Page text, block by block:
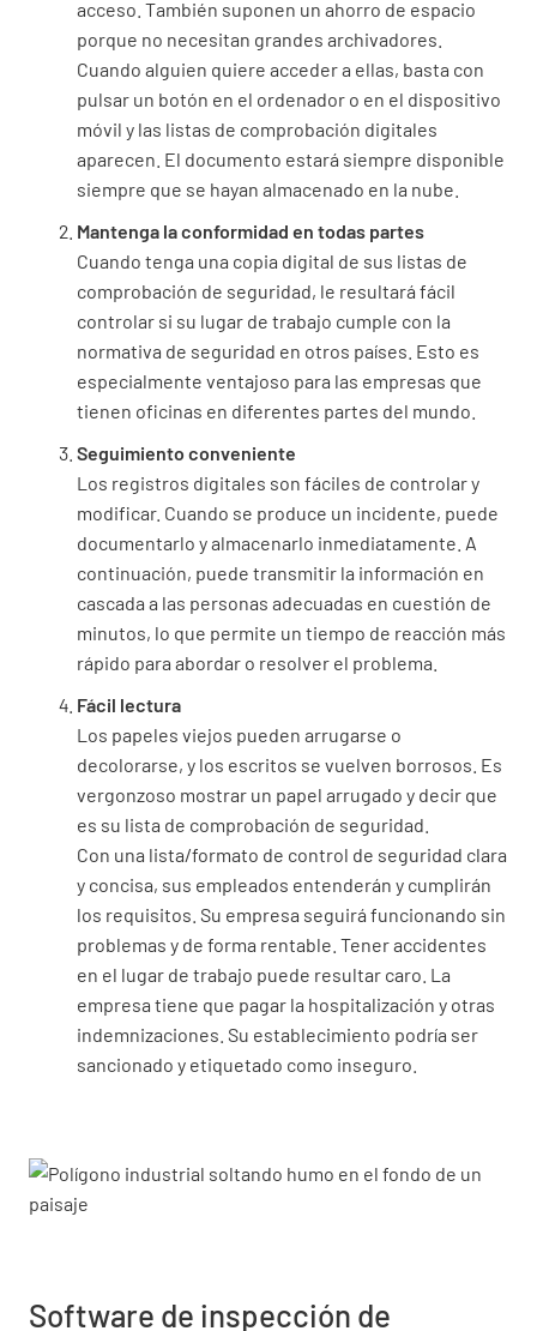
acceso. También suponen un ahorro de espacio
porque no necesitan grandes archivadores.
Cuando alguien quiere acceder a ellas, basta con
pulsar un botón en el ordenador o en el dispositivo
móvil y las listas de comprobación digitales
aparecen. El documento estará siempre disponible
siempre que se hayan almacenado en la nube.
Mantenga la conformidad en todas partes
Cuando tenga una copia digital de sus listas de
comprobación de seguridad, le resultará fácil
controlar si su lugar de trabajo cumple con la
normativa de seguridad en otros países. Esto es
especialmente ventajoso para las empresas que
tienen oficinas en diferentes partes del mundo.
Seguimiento conveniente
Los registros digitales son fáciles de controlar y
modificar. Cuando se produce un incidente, puede
documentarlo y almacenarlo inmediatamente. A
continuación, puede transmitir la información en
cascada a las personas adecuadas en cuestión de
minutos, lo que permite un tiempo de reacción más
rápido para abordar o resolver el problema.
Fácil lectura
Los papeles viejos pueden arrugarse o
decolorarse, y los escritos se vuelven borrosos. Es
vergonzoso mostrar un papel arrugado y decir que
es su lista de comprobación de seguridad.
Con una lista/formato de control de seguridad clara
y concisa, sus empleados entenderán y cumplirán
los requisitos. Su empresa seguirá funcionando sin
problemas y de forma rentable. Tener accidentes
en el lugar de trabajo puede resultar caro. La
empresa tiene que pagar la hospitalización y otras
indemnizaciones. Su establecimiento podría ser
sancionado y etiquetado como inseguro.
Software de inspección de